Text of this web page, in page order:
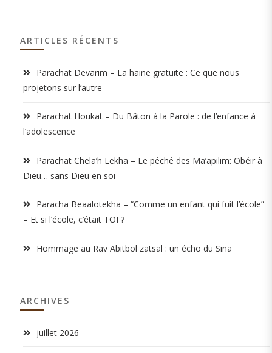
ARTICLES RÉCENTS
Parachat Devarim – La haine gratuite : Ce que nous
projetons sur l’autre
Parachat Houkat – Du Bâton à la Parole : de l’enfance à
l’adolescence
Parachat Chela’h Lekha – Le péché des Ma’apilim: Obéir à
Dieu… sans Dieu en soi
Paracha Beaalotekha – “Comme un enfant qui fuit l’école”
– Et si l’école, c’était TOI ?
Hommage au Rav Abitbol zatsal : un écho du Sinaï
ARCHIVES
juillet 2026